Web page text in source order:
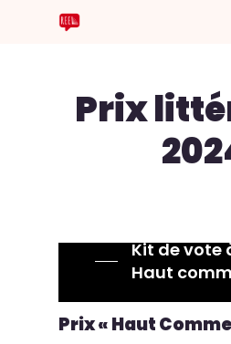
Prix
Kit de vote
Haut
Prix « Haut